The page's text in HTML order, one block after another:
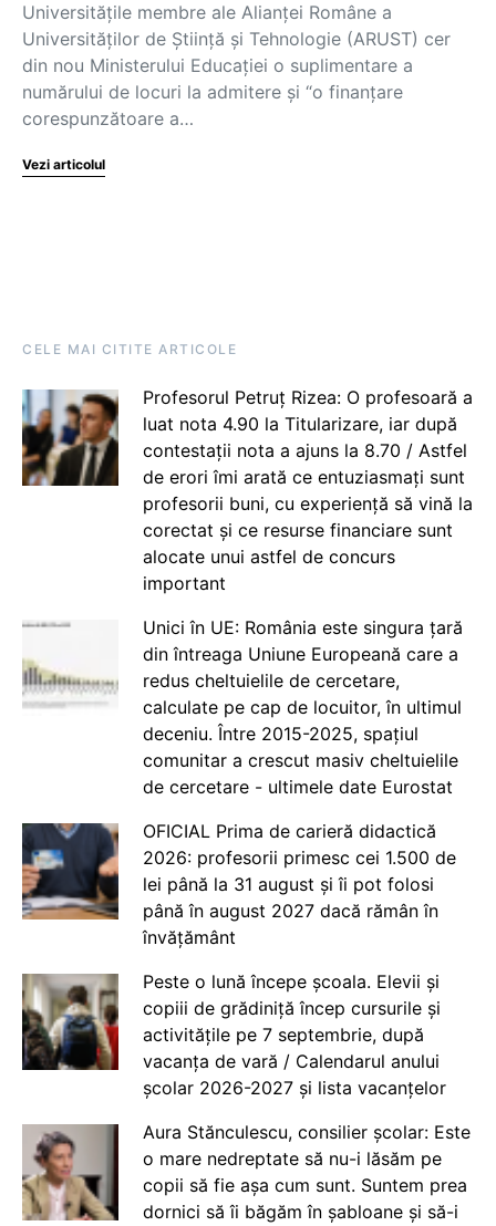
Universitățile membre ale Alianței Române a
Universităților de Știință și Tehnologie (ARUST) cer
din nou Ministerului Educației o suplimentare a
numărului de locuri la admitere și “o finanțare
corespunzătoare a…
Vezi articolul
CELE MAI CITITE ARTICOLE
Profesorul Petruț Rizea: O profesoară a
luat nota 4.90 la Titularizare, iar după
contestații nota a ajuns la 8.70 / Astfel
de erori îmi arată ce entuziasmați sunt
profesorii buni, cu experiență să vină la
corectat și ce resurse financiare sunt
alocate unui astfel de concurs
important
Unici în UE: România este singura țară
din întreaga Uniune Europeană care a
redus cheltuielile de cercetare,
calculate pe cap de locuitor, în ultimul
deceniu. Între 2015-2025, spațiul
comunitar a crescut masiv cheltuielile
de cercetare - ultimele date Eurostat
OFICIAL Prima de carieră didactică
2026: profesorii primesc cei 1.500 de
lei până la 31 august și îi pot folosi
până în august 2027 dacă rămân în
învățământ
Peste o lună începe școala. Elevii și
copiii de grădiniță încep cursurile și
activitățile pe 7 septembrie, după
vacanța de vară / Calendarul anului
școlar 2026-2027 și lista vacanțelor
Aura Stănculescu, consilier școlar: Este
o mare nedreptate să nu-i lăsăm pe
copii să fie așa cum sunt. Suntem prea
dornici să îi băgăm în șabloane și să-i